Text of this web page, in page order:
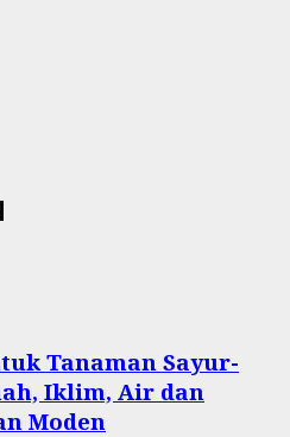
Tanaman Sayur-
Iklim, Air dan
Moden